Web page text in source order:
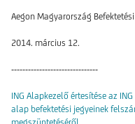
Aegon Magyarország
2014. március 12.
-------------------------------
ING Alapkezelő értesítése az
alap befektetési jegyeinek